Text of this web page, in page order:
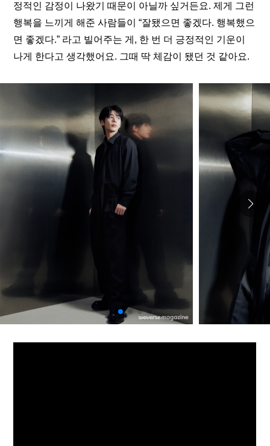
정적인 감정이 나왔기 때문이 아닐까 싶거든요. 제게 그런
행복을 느끼게 해준 사람들이 “잘됐으면 좋겠다. 행복했으
면 좋겠다.” 라고 빌어주는 게, 한 번 더 긍정적인 기운이
나게 한다고 생각했어요. 그때 딱 체감이 됐던 것 같아요.